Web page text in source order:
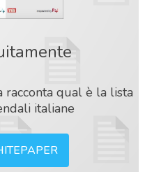
racconta qual è la lista
italiane